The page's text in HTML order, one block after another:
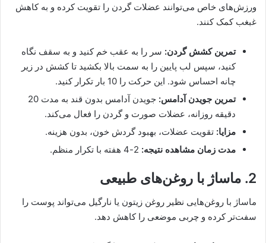
ورزش‌های خاص می‌توانند عضلات گردن را تقویت کرده و به کاهش
غبغب کمک کنند.
تمرین کشش گردن: سر را به عقب خم کنید و به سقف نگاه
کنید، سپس لب پایین را به سمت بالا بکشید تا کشش در زیر
چانه احساس شود. این حرکت را 10 بار تکرار کنید.
تمرین جویدن آدامس:
جویدن آدامس بدون قند به مدت 20
دقیقه روزانه، عضلات صورت و گردن را فعال می‌کند.
مزایا: تقویت عضلات، بهبود گردش خون، بدون هزینه.
مدت زمان مشاهده نتیجه:
2. ماساژ با روغن‌های طبیعی
ماساژ با روغن‌هایی نظیر روغن زیتون یا نارگیل می‌تواند پوست را
سفت‌تر کرده و چربی موضعی را کاهش دهد.